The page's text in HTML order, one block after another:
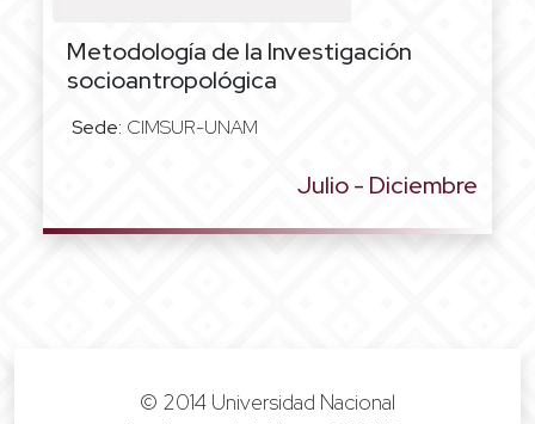
Metodología de la Investigación
socioantropológica
Sede: CIMSUR-UNAM
Julio - Diciembre
© 2014 Universidad Nacional